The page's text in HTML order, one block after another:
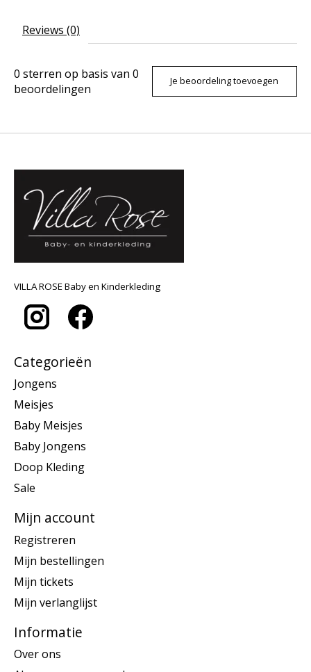
Reviews (0)
0 sterren op basis van 0
beoordelingen
Je beoordeling toevoegen
VILLA ROSE Baby en Kinderkleding
Categorieën
Jongens
Meisjes
Baby Meisjes
Baby Jongens
Doop Kleding
Sale
Mijn account
Registreren
Mijn bestellingen
Mijn tickets
Mijn verlanglijst
Informatie
Over ons